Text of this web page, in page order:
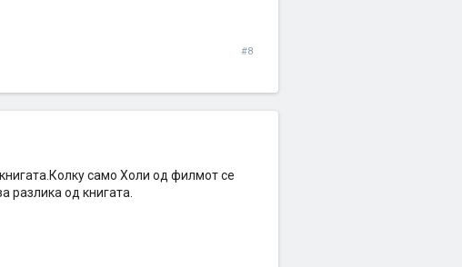
#8
само Холи од филмот се
разлика од книгата.